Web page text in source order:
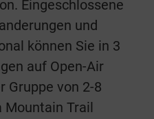
Eingeschlossene
und
können Sie in 3
auf Open-Air
Gruppe von 2-8
Mountain Trail